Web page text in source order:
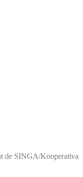
de SINGA/Kooperativa